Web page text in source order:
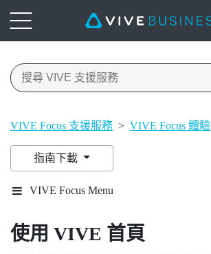
VIVE Focus 支援服務 > VIVE Focus 體驗
指南下載
VIVE Focus Menu
使用 VIVE 首頁